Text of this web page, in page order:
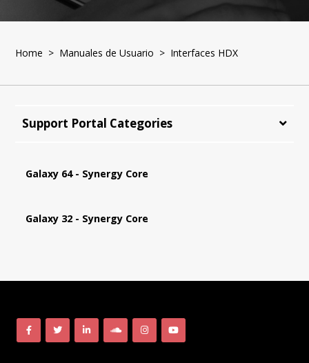
Home > Manuales de Usuario > Interfaces HDX
Support Portal Categories
Galaxy 64 - Synergy Core
Galaxy 32 - Synergy Core